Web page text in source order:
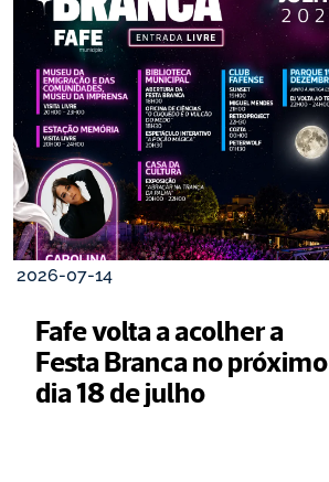
2026-07-14
Fafe volta a acolher a
Festa Branca no próximo
dia 18 de julho